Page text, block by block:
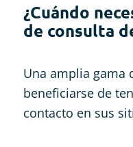
¿Cuándo
de consulta
Una amplia gama
beneficiarse de
contacto en sus